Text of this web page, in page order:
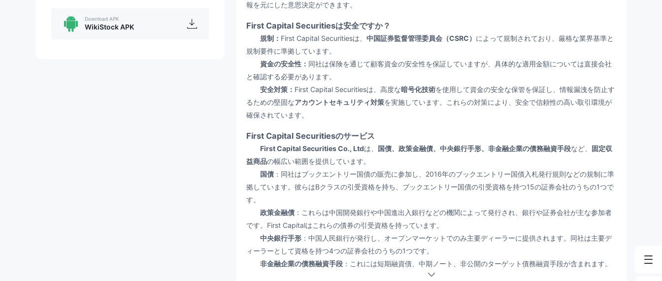
Download APK
WikiStock APK
報を元にした意思決定ができます。
First Capital Securitiesは安全ですか？
規制： First Capital Securitiesは、 中国証券監督管理委員会（CSRC） によって規制されており、厳格な業界基準と
規制要件に準拠しています。
資金の安全性： 同社は保険を通じて顧客資金の安全性を保証していますが、具体的な適用金額については直接会社
と確認する必要があります。
安全対策： First Capital Securitiesは、高度な暗号化技術を使用して資金の安全な保管を保証し、情報漏洩を防止す
るための堅固なアカウントセキュリティ対策を実施しています。これらの対策により、安全で信頼性の高い取引環境が
確保されています。
First Capital Securitiesのサービス
First Capital Securities Co., Ltdは、 国債、政策金融債、中央銀行手形、非金融企業の債務融資手段など、 固定収
益商品の幅広い範囲を提供しています。
国債 ：同社はブックエントリー国債の販売に参加し、2016年のブックエントリー国債入札発行規則などの規制に準
拠しています。彼らはBクラスの引受資格を持ち、ブックエントリー国債の引受資格を持つ15の証券会社のうちの1つで
す。
政策金融債 ：これらは中国開発銀行や中国進出入銀行などの機関によって発行され、銀行や証券会社が主な参加者
です。First Capitalはこれらの債券の引受資格を持っています。
中央銀行手形 ：中国人民銀行が発行し、オープンマーケットでのみ主要ディーラーに提供されます。同社は主要デ
ィーラーとして資格を持つ4つの証券会社のうちの1つです。
非金融企業の債務融資手段 ：これには短期融資債、中期ノート、非公開のターゲット債務融資手段が含まれます。
First Capitalはこれらの手段の引受資格を持ち、12の証券会社のうちの1つとして位置付けられています。